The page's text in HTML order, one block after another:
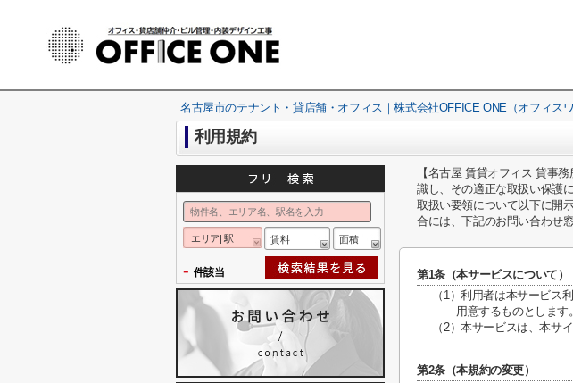
名古屋市のテナント・貸店舗・オフィス｜株式会社OFFICE ONE（オフィスワ
利用規約
【名古屋 賃貸オフィス 貸事
識し、その適正な取扱い保護
取扱い要領について以下に開
合には、下記のお問い合わせ
第1条（本サービスについて）
（1）利用者は本サービス
用意するものとします。
（2）本サービスは、本サ
第2条（本規約の変更）
エリア| 駅 賃料 面積
- 件該当